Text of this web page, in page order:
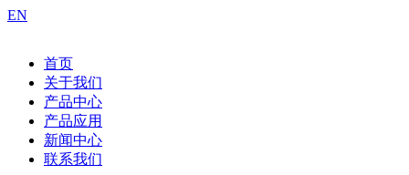
EN
首页
关于我们
产品中心
产品应用
新闻中心
联系我们